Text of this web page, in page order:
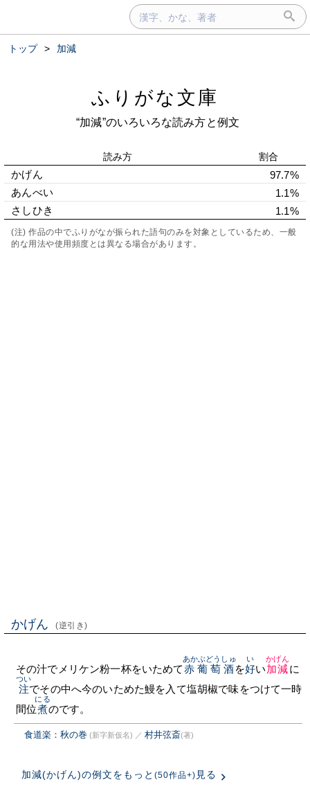
トップ > 加減
ふりがな文庫
“加減”のいろいろな読み方と例文
読み方 割合
かげん
97.7%
あんべい
1.1%
さしひき
1.1%
(注) 作品の中でふりがなが振られた語句のみを対象としているため、一般
的な用法や使用頻度とは異なる場合があります。
かげん (逆引き)
その汁でメリケン粉一杯をいためて赤葡萄酒
あかぶどうしゅ
を好
い
い加減
かげん
に
注
つい
でその中へ今のいためた鰻を入て塩胡椒で味をつけて一時
間位煮
にる
のです。
食道楽：秋の巻 (新字新仮名) ／ 村井弦斎(著)
加減(かげん)の例文をもっと (50作品+) 見る